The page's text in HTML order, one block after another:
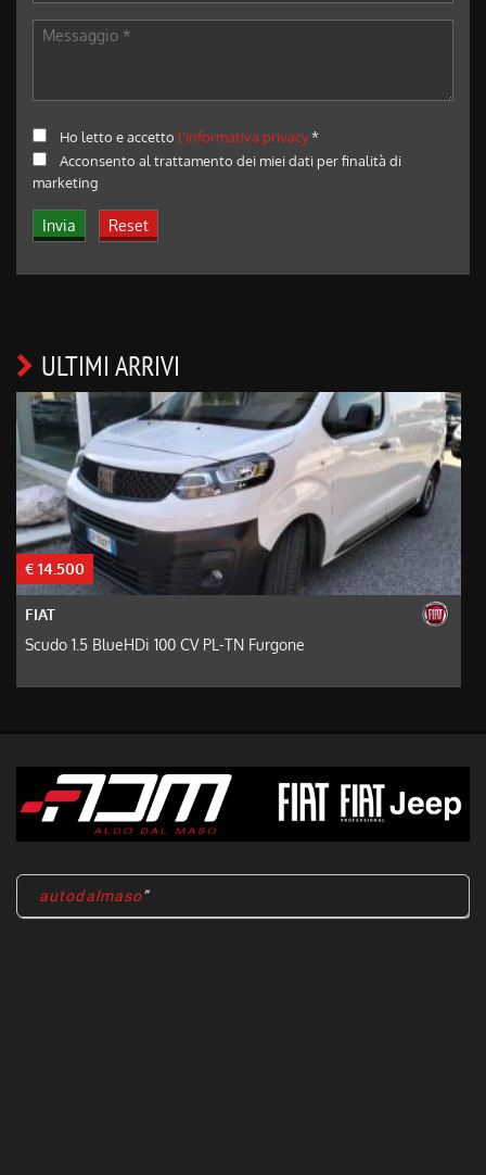
Ho letto e accetto l'informativa privacy*
Acconsento al trattamento dei miei dati per finalità di
marketing
ULTIMI ARRIVI
€ 14.500
FIAT
Scudo 1.5 BlueHDi 100 CV PL-TN Furgone
autodalmaso